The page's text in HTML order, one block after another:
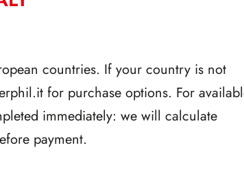
countries. If your country is not
for purchase options. For
immediately: we will calculate
payment.